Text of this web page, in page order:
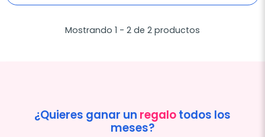
Mostrando 1 - 2 de 2 productos
¿Quieres ganar un regalotodos los
meses?